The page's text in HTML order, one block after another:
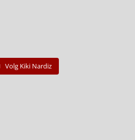
Volg Kiki Nardiz